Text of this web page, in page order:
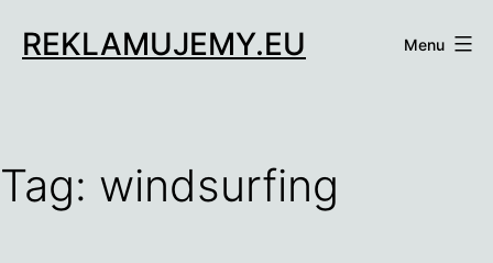
REKLAMUJEMY.EU Menu
Tag: windsurfing